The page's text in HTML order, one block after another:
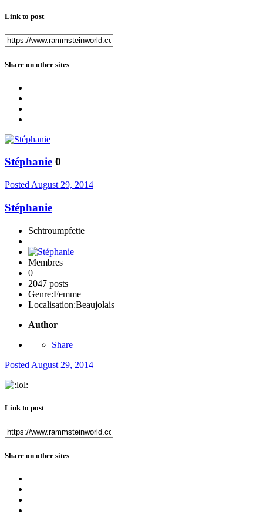
Link to post
Share on other sites
Stéphanie 0
Posted August 29, 2014
Stéphanie
Schtroumpfette
Membres
0
2047 posts
Genre:Femme
Localisation:Beaujolais
Author
Share
Posted August 29, 2014
Link to post
Share on other sites